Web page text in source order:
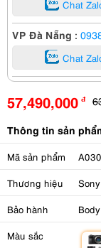
Chat
VP Đà Nẵng :
Chat
57,490,000 đ
Thông tin sản
Mã sản phẩm
Thương hiệu Sony
Bảo hành
Màu sắc